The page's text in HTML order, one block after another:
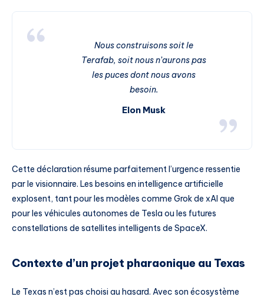
Nous construisons soit le
Terafab, soit nous n’aurons pas
les puces dont nous avons
besoin.
Elon Musk
Cette déclaration résume parfaitement l’urgence ressentie
par le visionnaire. Les besoins en intelligence artificielle
explosent, tant pour les modèles comme Grok de xAI que
pour les véhicules autonomes de Tesla ou les futures
constellations de satellites intelligents de SpaceX.
Contexte d’un projet pharaonique au Texas
Le Texas n’est pas choisi au hasard. Avec son écosystème